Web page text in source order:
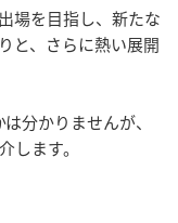
場を目指し、新たな
と、さらに熱い展開
分かりませんが、
します。